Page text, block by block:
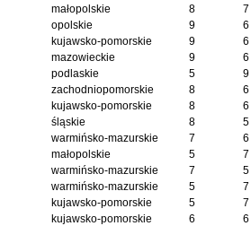
małopolskie 8
7
opolskie 9
6
kujawsko-pomorskie 9
6
mazowieckie 9
6
podlaskie 5
9
zachodniopomorskie 8
6
kujawsko-pomorskie 8
6
śląskie 8
5
warmińsko-mazurskie 7
6
małopolskie 5
7
warmińsko-mazurskie 7
5
warmińsko-mazurskie 5
7
kujawsko-pomorskie 5
7
kujawsko-pomorskie 6
6